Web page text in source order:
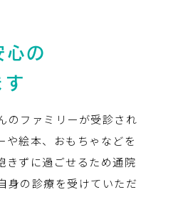
心の
す
のファミリーが受診され
や絵本、おもちゃなどを
きずに過ごせるため通院
身の診療を受けていただ